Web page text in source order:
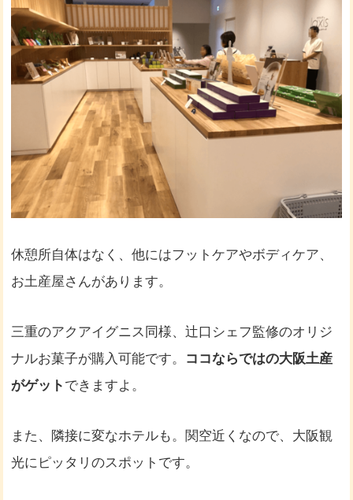
休憩所自体はなく、他にはフットケアやボディケア、
お土産屋さんがあります。
三重のアクアイグニス同様、辻口シェフ監修のオリジ
ナルお菓子が購入可能です。 ココならではの大阪土産
がゲット できますよ。
また、隣接に変なホテルも。関空近くなので、大阪観
光にピッタリのスポットです。